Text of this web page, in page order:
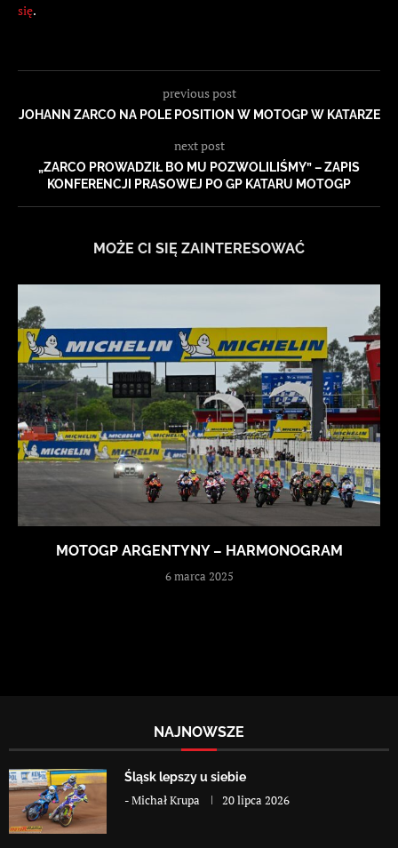
się.
previous post
JOHANN ZARCO NA POLE POSITION W MOTOGP W KATARZE
next post
„ZARCO PROWADZIŁ BO MU POZWOLILIŚMY” – ZAPIS
KONFERENCJI PRASOWEJ PO GP KATARU MOTOGP
MOŻE CI SIĘ ZAINTERESOWAĆ
MOTOGP ARGENTYNY – HARMONOGRAM
6 marca 2025
NAJNOWSZE
Śląsk lepszy u siebie
-Michał Krupa 20 lipca 2026